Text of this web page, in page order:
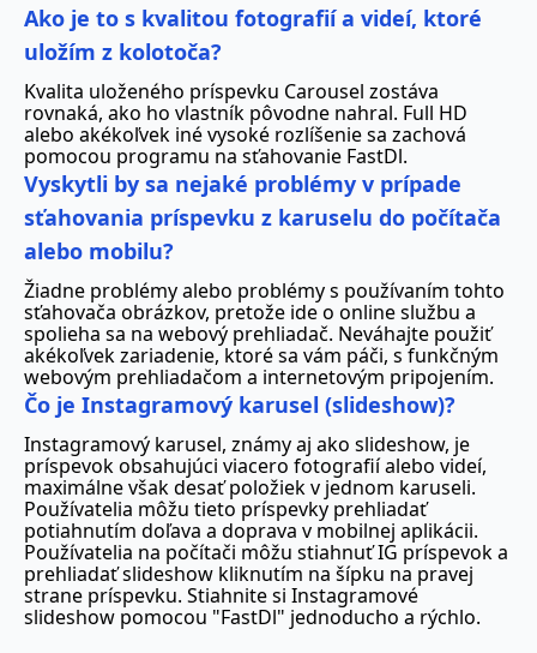
Ako je to s kvalitou fotografií a videí, ktoré
uložím z kolotoča?
Kvalita uloženého príspevku Carousel zostáva
rovnaká, ako ho vlastník pôvodne nahral. Full HD
alebo akékoľvek iné vysoké rozlíšenie sa zachová
pomocou programu na sťahovanie FastDl.
Vyskytli by sa nejaké problémy v prípade
sťahovania príspevku z karuselu do počítača
alebo mobilu?
Žiadne problémy alebo problémy s používaním tohto
sťahovača obrázkov, pretože ide o online službu a
spolieha sa na webový prehliadač. Neváhajte použiť
akékoľvek zariadenie, ktoré sa vám páči, s funkčným
webovým prehliadačom a internetovým pripojením.
Čo je Instagramový karusel (slideshow)?
Instagramový karusel, známy aj ako slideshow, je
príspevok obsahujúci viacero fotografií alebo videí,
maximálne však desať položiek v jednom karuseli.
Používatelia môžu tieto príspevky prehliadať
potiahnutím doľava a doprava v mobilnej aplikácii.
Používatelia na počítači môžu stiahnuť IG príspevok a
prehliadať slideshow kliknutím na šípku na pravej
strane príspevku. Stiahnite si Instagramové
slideshow pomocou "FastDl" jednoducho a rýchlo.